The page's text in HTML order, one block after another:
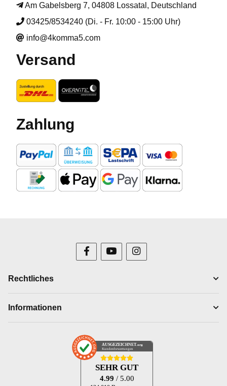
Am Gabelsberg 7, 04808 Lossatal, Deutschland
03425/8534240 (Di. - Fr. 10:00 - 15:00 Uhr)
info@4komma5.com
Versand
Zahlung
Rechtliches
Informationen
AUSGEZEICHNET .org
Kundenbewertungen
SEHR GUT
4.99 / 5.00